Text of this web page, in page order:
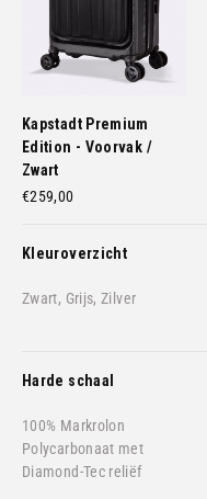
Kapstadt Premium
Edition - Voorvak /
Zwart
€259,00
Kleuroverzicht
Zwart, Grijs, Zilver
Harde schaal
100% Markrolon
Polycarbonaat met
Diamond-Tec reliëf